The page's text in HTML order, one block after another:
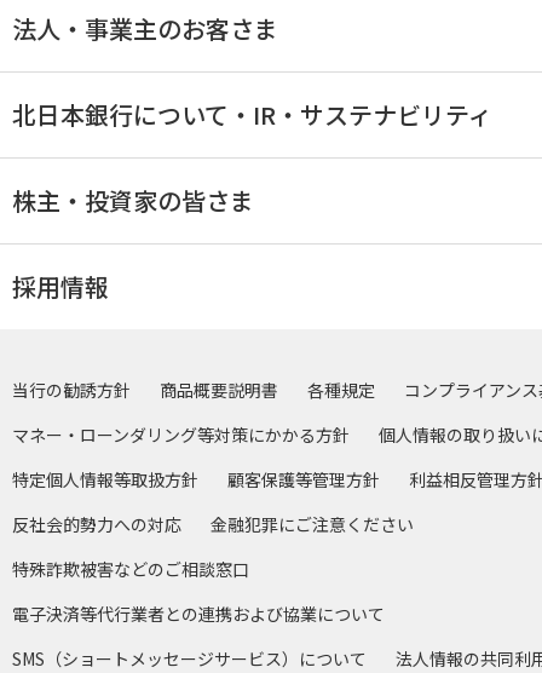
法人・事業主のお客さま
北日本銀行について・IR・サステナビリティ
株主・投資家の皆さま
採用情報
当行の勧誘方針 商品概要説明書 各種規定
コンプライアン
マネー・ローンダリング等対策にかかる方針
個人情報の取り扱い
特定個人情報等取扱方針
顧客保護等管理方針
利益相反管理方
反社会的勢力への対応
金融犯罪にご注意ください
特殊詐欺被害などのご相談窓口
電子決済等代行業者との連携および協業について
SMS（ショートメッセージサービス）について
法人情報の共同利